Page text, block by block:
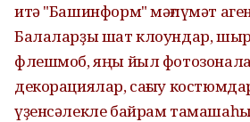
итә "Башинформ" мәғлүмәт
Балаларҙы шат клоундар,
флешмоб, яңы йыл
декорациялар, сағыу
үҙенсәлекле байрам